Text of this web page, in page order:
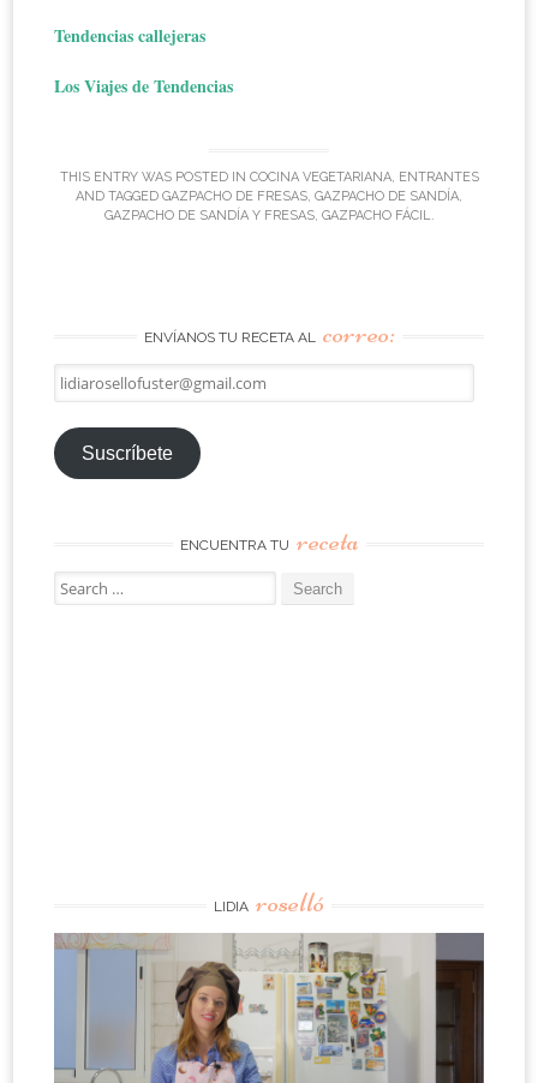
Tendencias callejeras
Los Viajes de Tendencias
THIS ENTRY WAS POSTED IN COCINA VEGETARIANA, ENTRANTES
AND TAGGED GAZPACHO DE FRESAS, GAZPACHO DE SANDÍA,
GAZPACHO DE SANDÍA Y FRESAS, GAZPACHO FÁCIL.
ENVÍANOS TU RECETA AL correo:
lidiarosellofuster@gmail.com
Suscríbete
ENCUENTRA TU receta
Search
for:
LIDIA roselló